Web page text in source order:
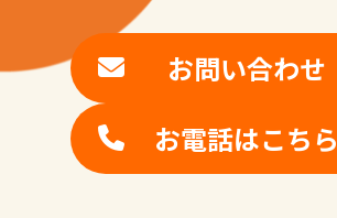
お問い合わせ
お電話はこちら